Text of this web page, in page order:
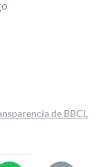
de BBCL